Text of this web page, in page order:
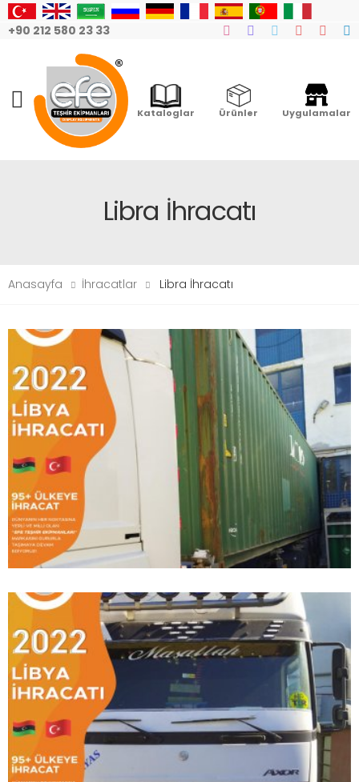
+90 212 580 23 33
Mobile MenuKataloglar Ürünler Uygulamalar
Libra İhracatı
Anasayfa İhracatlar Libra İhracatı